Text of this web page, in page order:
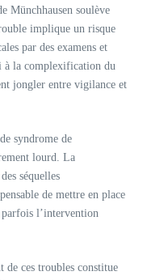
Münchhausen soulève
implique un risque
par des examens et
à la complexification du
jongler entre vigilance et
syndrome de
lourd. La
séquelles
de mettre en place
parfois l’intervention
ces troubles constitue